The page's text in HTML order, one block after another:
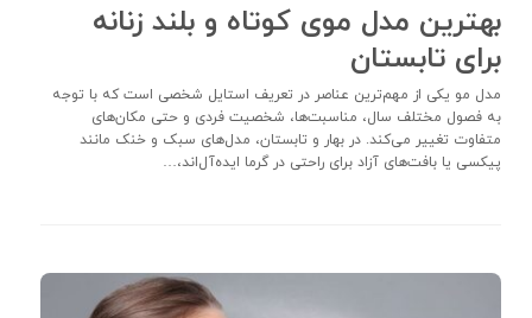
بهترین مدل موی کوتاه و بلند زنانه
برای تابستان
مدل مو یکی از مهم‌ترین عناصر در تعریف استایل شخصی است که با توجه
به فصول مختلف سال، مناسبت‌ها، شخصیت فردی و حتی مکان‌های
متفاوت تغییر می‌کند. در بهار و تابستان، مدل‌های سبک و خنک مانند
پیکسی یا بافت‌های آزاد برای راحتی در گرما ایده‌آل‌اند،…